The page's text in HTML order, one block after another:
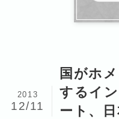
国がホ
するイ
ート、
2013
12/11